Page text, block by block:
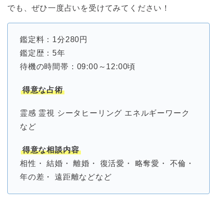
でも、ぜひ一度占いを受けてみてください！
鑑定料：1分280円
鑑定歴：5年
待機の時間帯：09:00～12:00頃
得意な占術
霊感 霊視 シータヒーリング エネルギーワーク
など
得意な相談内容
相性・ 結婚・ 離婚・ 復活愛・ 略奪愛・ 不倫・
年の差・ 遠距離などなど